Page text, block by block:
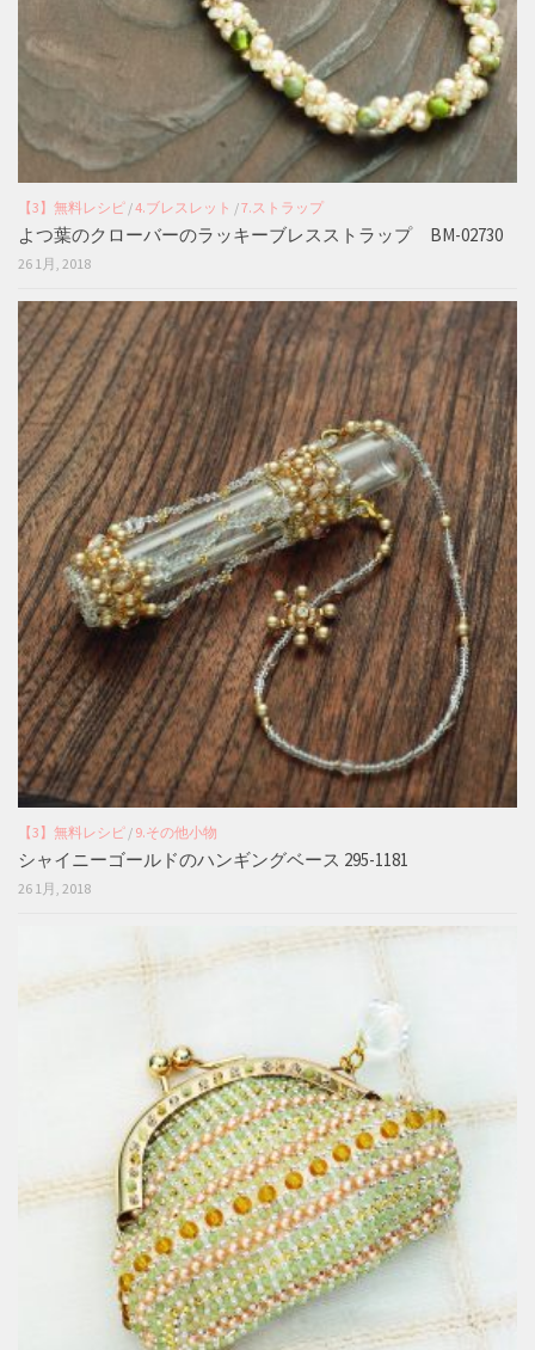
【3】無料レシピ /4.ブレスレット /7.ストラップ
よつ葉のクローバーのラッキーブレスストラップ BM-02730
26 1月, 2018
【3】無料レシピ / 9.その他小物
シャイニーゴールドのハンギングベース 295-1181
26 1月, 2018